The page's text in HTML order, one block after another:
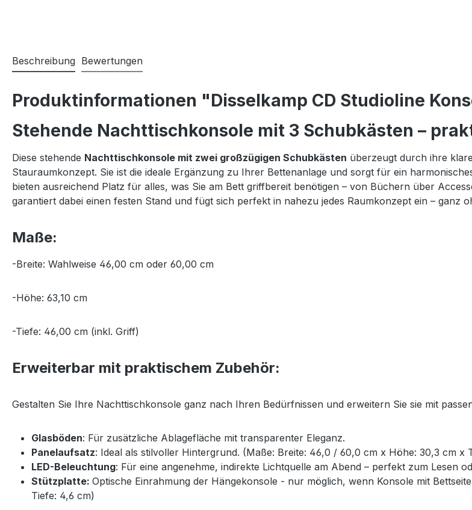
Beschreibung Bewertungen
Produktinformationen "Disselkamp CD Studioline
Stehende Nachttischkonsole mit 3 Schubkästen –
Diese stehende Nachttischkonsole mit zwei großzügigen Schubkästen überzeugt durch ihre
Stauraumkonzept. Sie ist die ideale Ergänzung zu Ihrer Bettenanlage und sorgt für ein
bieten ausreichend Platz für alles, was Sie am Bett griffbereit benötigen – von Büchern über
garantiert dabei einen festen Stand und fügt sich perfekt in nahezu jedes Raumkonzept ein – ganz
Maße:
-Breite: Wahlweise 46,00 cm oder 60,00 cm
-Höhe: 63,10 cm
-Tiefe: 46,00 cm (inkl. Griff)
Erweiterbar mit praktischem Zubehör:
Gestalten Sie Ihre Nachttischkonsole ganz nach Ihren Bedürfnissen und erweitern Sie sie mit
Glasböden: Für zusätzliche Ablagefläche mit transparenter Eleganz.
Panelaufsatz: Ideal als stilvoller Hintergrund. (Maße: Breite: 46,0 / 60,0 cm x Höhe: 30,3 cm x
LED-Beleuchtung: Für eine angenehme, indirekte Lichtquelle am Abend – perfekt zum Lesen
Stützplatte: Optische Einrahmung der Hängekonsole - nur möglich, wenn Konsole mit
Tiefe: 4,6 cm)